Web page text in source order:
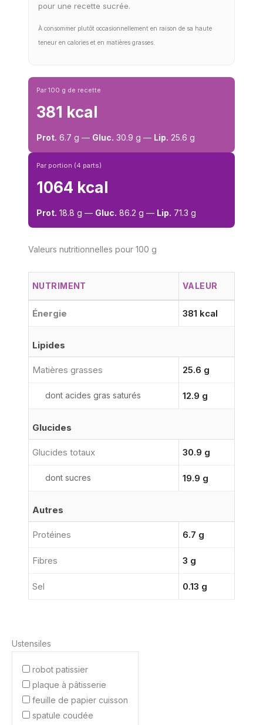
pour une recette sucrée.
À consommer plutôt occasionnellement en raison de sa haute
teneur en calories et en matières grasses.
Par 100 g de recette
381 kcal
Prot. 6.7 g — Gluc. 30.9 g — Lip. 25.6 g
Par portion (4 parts)
1064 kcal
Prot. 18.8 g — Gluc. 86.2 g — Lip. 71.3 g
Valeurs nutritionnelles pour 100 g
NUTRIMENT VALEUR
Énergie 381 kcal
Lipides
Matières grasses 25.6 g
dont acides gras saturés 12.9 g
Glucides
Glucides totaux 30.9 g
dont sucres 19.9 g
Autres
Protéines 6.7 g
Fibres 3 g
Sel 0.13 g
Ustensiles
robot patissier
plaque à pâtisserie
feuille de papier cuisson
spatule coudée